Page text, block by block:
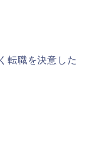
転職を決意した